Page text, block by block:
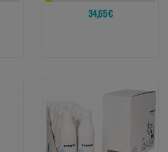
34,65 €